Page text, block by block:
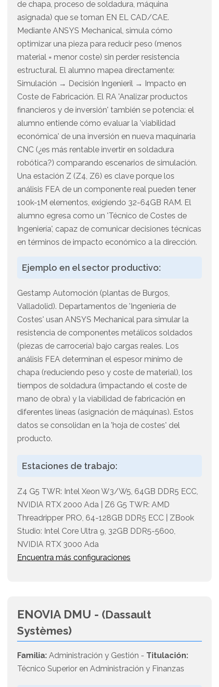
de chapa, proceso de soldadura, máquina
asignada) que se toman EN EL CAD/CAE.
Mediante ANSYS Mechanical, simula cómo
optimizar una pieza para reducir peso (menos
material = menor coste) sin perder resistencia
estructural. El alumno mapea directamente:
Simulación → Decisión Ingenieril → Impacto en
Coste de Fabricación. El RA 'Analizar productos
financieros y de inversión' también se potencia: el
alumno entiende cómo evaluar la 'viabilidad
económica' de una inversión en nueva maquinaria
CNC (¿es más rentable invertir en soldadura
robótica?) comparando escenarios de simulación.
Una estación Z (Z4, Z6) es clave porque los
análisis FEA de un componente real pueden tener
100k-1M elementos, exigiendo 32-64GB RAM. El
alumno egresa como un 'Técnico de Costes de
Ingeniería', capaz de comunicar decisiones técnicas
en términos de impacto económico a la dirección.
Ejemplo en el sector productivo:
Gestamp Automoción (plantas de Burgos,
Valladolid). Departamentos de 'Ingeniería de
Costes' usan ANSYS Mechanical para simular la
resistencia de componentes metálicos soldados
(piezas de carrocería) bajo cargas reales. Los
análisis FEA determinan el espesor mínimo de
chapa (reduciendo peso y coste de material), los
tiempos de soldadura (impactando el coste de
mano de obra) y la viabilidad de fabricación en
diferentes líneas (asignación de máquinas). Estos
datos se consolidan en la 'hoja de costes' del
producto.
Estaciones de trabajo:
Z4 G5 TWR: Intel Xeon W3/W5, 64GB DDR5 ECC,
NVIDIA RTX 2000 Ada | Z6 G5 TWR: AMD
Threadripper PRO, 64-128GB DDR5 ECC | ZBook
Studio: Intel Core Ultra 9, 32GB DDR5-5600,
NVIDIA RTX 3000 Ada
Encuentra más configuraciones
ENOVIA DMU - (Dassault
Systèmes)
Familia: Administración y Gestión - Titulación:
Técnico Superior en Administración y Finanzas